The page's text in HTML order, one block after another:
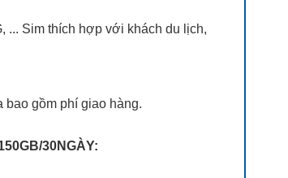
... Sim thích hợp với khách du lịch,
gồm phí giao hàng.
30NGÀY: